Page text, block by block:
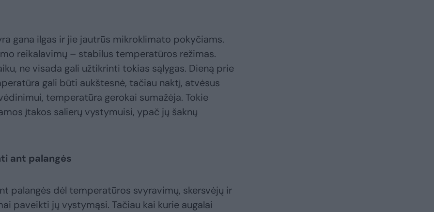
gana ilgas ir jie jautrūs mikroklimato pokyčiams.
reikalavimų – stabilus temperatūros režimas.
ne visada gali užtikrinti tokias sąlygas. Dieną prie
gali būti aukštesnė, tačiau naktį, atvėsus
temperatūra gerokai sumažėja. Tokie
įtakos salierų vystymuisi, ypač jų šaknų
ant palangės
palangės dėl temperatūros svyravimų, skersvėjų ir
paveikti jų vystymąsi. Tačiau kai kurie augalai